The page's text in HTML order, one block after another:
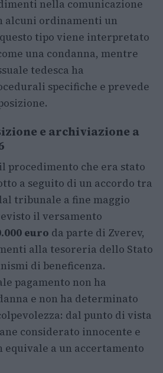
nella comunicazione
alcuni ordinamenti un
tipo viene interpretato
una condanna, mentre
tedesca ha
specifiche e prevede
e archiviazione a
procedimento che era stato
a seguito di un accordo tra
tribunale a fine maggio
il versamento
euro da parte di Zverev,
alla tesoreria dello Stato
di beneficenza.
pagamento non ha
e non ha determinato
dal punto di vista
considerato innocente e
equivale a un accertamento